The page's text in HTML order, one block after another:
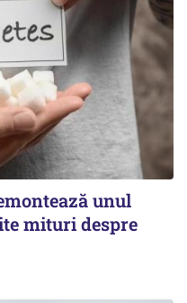
unul
mituri despre